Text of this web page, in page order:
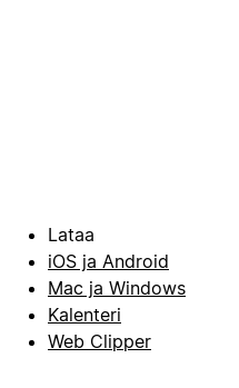
Lataa
iOS ja Android
Mac ja Windows
Kalenteri
Web Clipper